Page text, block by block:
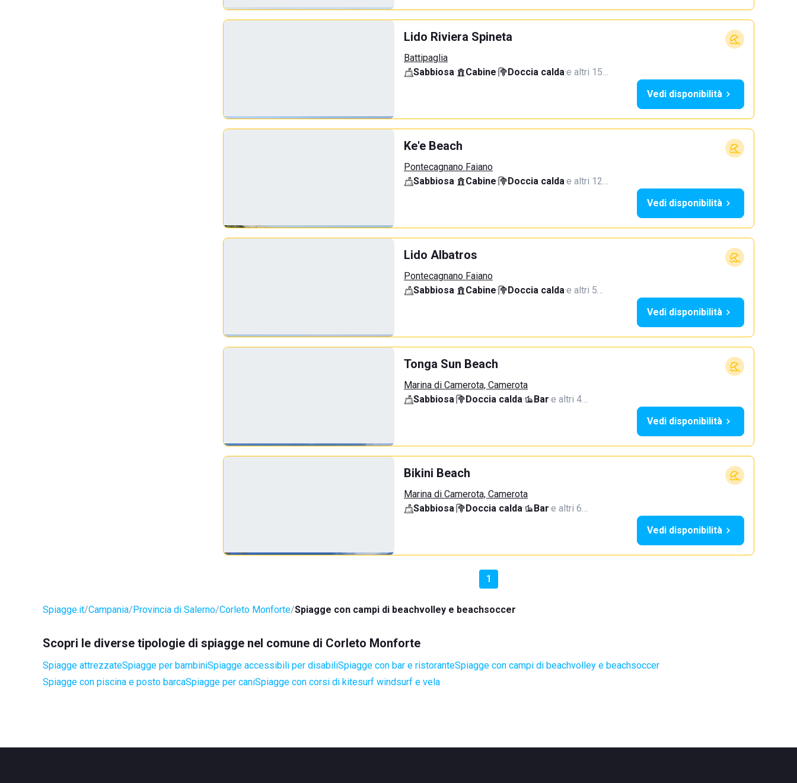
Lido Riviera Spineta
Battipaglia
Sabbiosa· Cabine· Doccia calda·e altri 15…
Vedi disponibilità
Ke'e Beach
Pontecagnano Faiano
Sabbiosa· Cabine· Doccia calda·e altri 12…
Vedi disponibilità
Lido Albatros
Pontecagnano Faiano
Sabbiosa· Cabine· Doccia calda·e altri 5…
Vedi disponibilità
Tonga Sun Beach
Marina di Camerota, Camerota
Sabbiosa· Doccia calda· Bar·e altri 4…
Vedi disponibilità
Bikini Beach
Marina di Camerota, Camerota
Sabbiosa· Doccia calda· Bar·e altri 6…
Vedi disponibilità
1
Spiagge.it Campania Provincia di Salerno Corleto Monforte Spiagge con campi di beachvolley e beachsoccer
Scopri le diverse tipologie di spiagge nel comune di Corleto Monforte
Spiagge attrezzateSpiagge per bambiniSpiagge accessibili per disabiliSpiagge con bar e ristoranteSpiagge con campi di beachvolley e beachsoccer
Spiagge con piscina e posto barcaSpiagge per caniSpiagge con corsi di kitesurf windsurf e vela